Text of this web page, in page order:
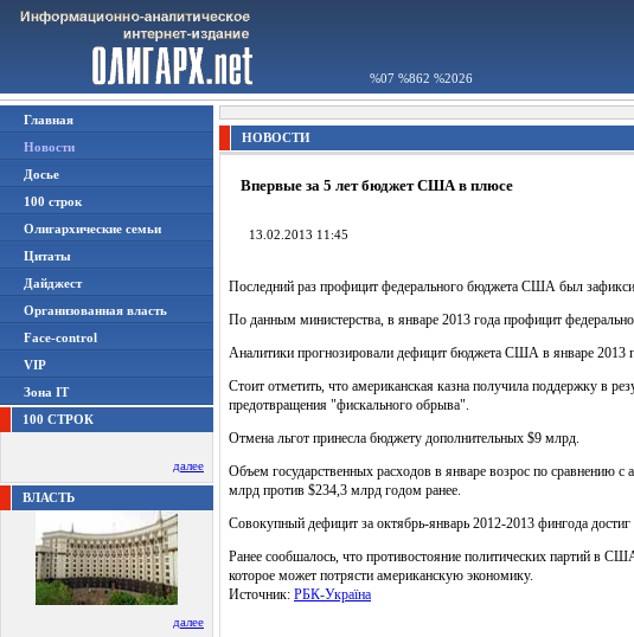
%07 %862 %2026
Главная
Новости
Досье
100 строк
Олигархические семьи
Цитаты
Дайджест
Организованная власть
Face-control
VIP
Зона IT
100 СТРОК
далее
ВЛАСТЬ
далее
НОВОСТИ
Впервые за 5 лет бюджет США в плюсе
13.02.2013 11:45
Последний раз профицит федерального бюджета США был
По данным министерства, в январе 2013 года профицит
Аналитики прогнозировали дефицит бюджета США в январе 2013
Стоит отметить, что американская казна получила поддержку в
предотвращения "фискального обрыва".
Отмена льгот принесла бюджету дополнительных $9 млрд.
Объем государственных расходов в январе возрос по сравнению
млрд против $234,3 млрд годом ранее.
Совокупный дефицит за октябрь-январь 2012-2013 фингода
Ранее сообшалось, что противостояние политических партий в
которое может потрясти американскую экономику.
Источник: РБК-Україна